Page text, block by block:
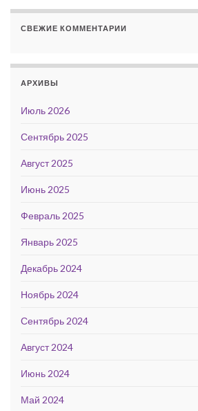
СВЕЖИЕ КОММЕНТАРИИ
АРХИВЫ
Июль 2026
Сентябрь 2025
Август 2025
Июнь 2025
Февраль 2025
Январь 2025
Декабрь 2024
Ноябрь 2024
Сентябрь 2024
Август 2024
Июнь 2024
Май 2024